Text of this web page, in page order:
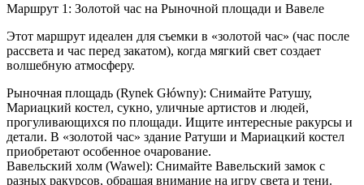
Маршрут 1: Золотой час на Рыночной площади и Вавеле
Этот маршрут идеален для съемки в «золотой час» (час после
рассвета и час перед закатом), когда мягкий свет создает
волшебную атмосферу.
Рыночная площадь (Rynek Główny): Снимайте Ратушу,
Мариацкий костел, сукно, уличные артистов и людей,
прогуливающихся по площади. Ищите интересные ракурсы и
детали. В «золотой час» здание Ратуши и Мариацкий костел
приобретают особенное очарование.
Вавельский холм (Wawel): Снимайте Вавельский замок с
разных ракурсов, обращая внимание на игру света и тени.